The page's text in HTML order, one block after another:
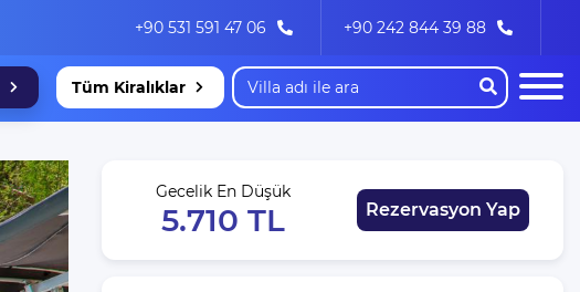
+90 242 844 39 88
+90 531 591 47 06
Tüm Kiralıklar
Gecelik En Düşük
5.710 TL Rezervasyon Yap